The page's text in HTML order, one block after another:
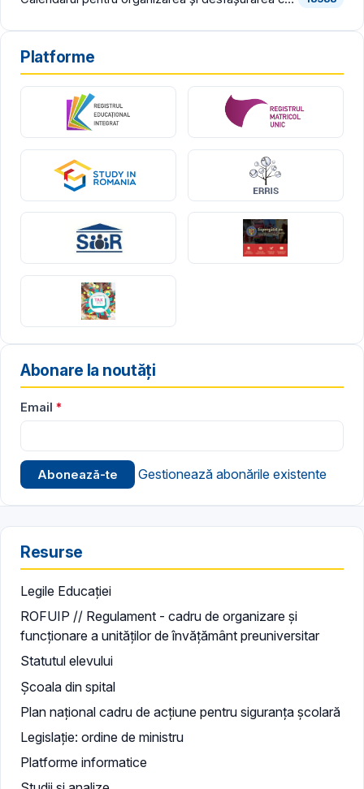
Platforme
Abonare la noutăți
Email
Gestionează abonările existente
Resurse
Legile Educației
ROFUIP // Regulament - cadru de organizare și
funcționare a unităților de învățământ preuniversitar
Statutul elevului
Școala din spital
Plan național cadru de acțiune pentru siguranța școlară
Legislație: ordine de ministru
Platforme informatice